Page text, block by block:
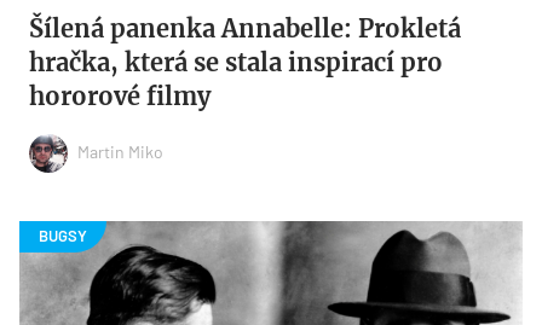
Šílená panenka Annabelle: Prokletá
hračka, která se stala inspirací pro
hororové filmy
Martin Miko